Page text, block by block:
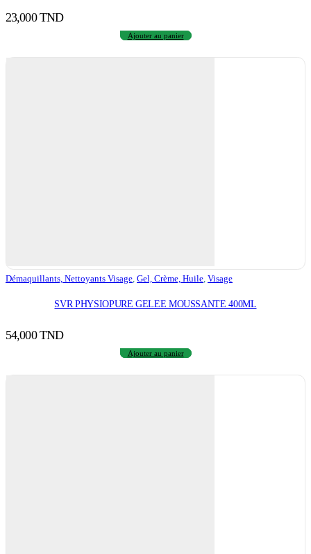
23,000TND
Ajouter au panier
Démaquillants, Nettoyants Visage, Gel, Crème, Huile, Visage
SVR PHYSIOPURE GELEE MOUSSANTE 400ML
54,000TND
Ajouter au panier